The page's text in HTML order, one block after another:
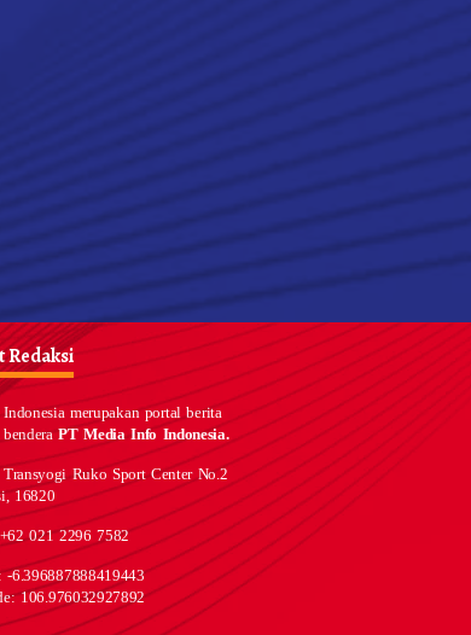
Redaksi
Indonesia merupakan portal berita
benderaPT Media Info Indonesia.
Ruko Sport Center No.2
16820
021 2296 7582
-6.396887888419443
106.976032927892